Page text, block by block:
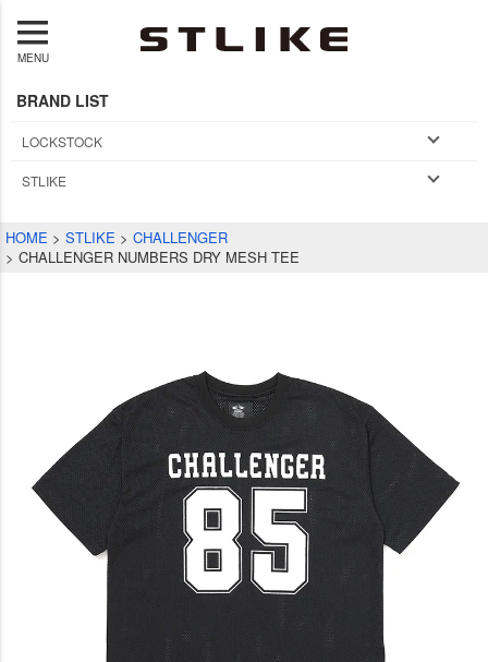
MENU
BRAND LIST
LOCKSTOCK
STLIKE
HOME STLIKE
CHALLENGER
CHALLENGER NUMBERS DRY MESH TEE